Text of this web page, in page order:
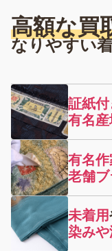
高額な買
なりやすい
証紙
有名
大島紬、結城紬、牛
取価格も高額になる
しかし、これらの着
紙の有無が重要とな
反物から仕立てをさ
付けください。
有名
老舗
老舗の呉服店が仕立
家の着物は買取価格
着物に造詣が深くな
未着用
染み